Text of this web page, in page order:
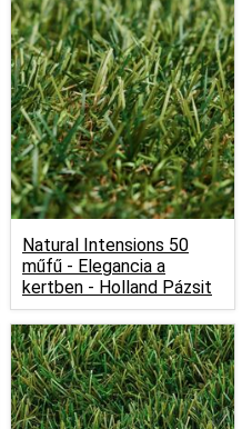
Natural Intensions 50
műfű - Elegancia a
kertben - Holland Pázsit